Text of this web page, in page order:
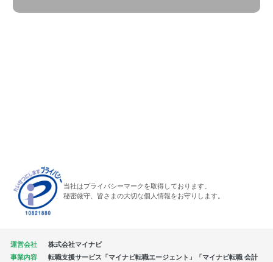
当社はプライバシーマークを取得しております。
秘密厳守、皆さまの大切な個人情報をお守りします。
運営会社
株式会社マイナビ
事業内容
転職支援サービス「マイナビ転職エージェント」「マイナビ転職 会計